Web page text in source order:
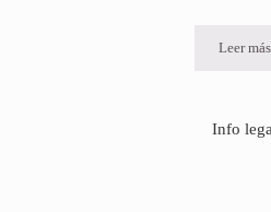
Leer más
Info